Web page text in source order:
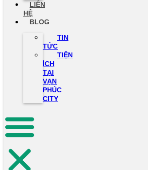
LIÊN
HỆ
BLOG
TIN
TỨC
TIỆN
ÍCH
TẠI
VẠN
PHÚC
CITY